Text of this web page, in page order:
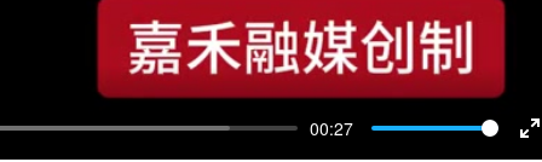
00:27